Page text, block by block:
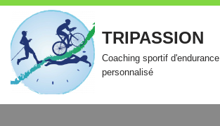
Aller
au
contenu
TRIPASSION
Coaching sportif d'endurance
personnalisé